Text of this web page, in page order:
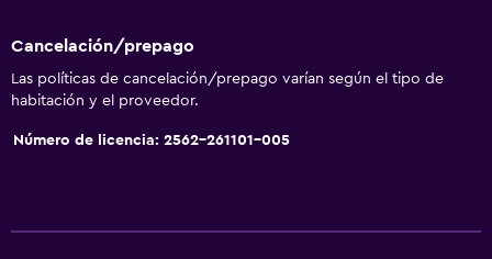
Acceso con tarjeta
Check-out exprés
Botella de agua
Cancelación/prepago
Las políticas de cancelación/prepago varían según el tipo de
habitación y el proveedor.
Número de licencia: 2562-261101-005